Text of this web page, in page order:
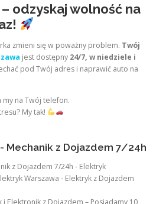
odzyskaj wolność na
zmieni się w poważny problem. Twój
jest dostępny 24/7, w niedziele i
pod Twój adres i naprawić auto na
my na Twój telefon.
My tak!
Mechanik z Dojazdem 7/24h
z Dojazdem 7/24h - Elektryk
Warszawa - Elektryk z Dojazdem
Elektronik z Dojazdem – Posiadamy 10